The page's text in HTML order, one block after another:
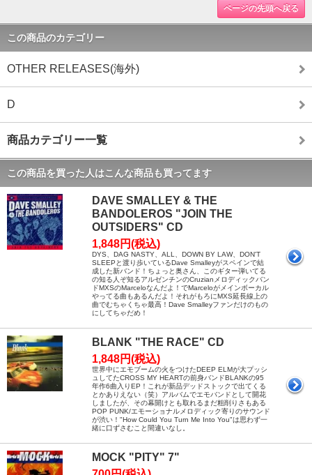
ページの先頭へ戻る
この商品のカテゴリー
OTHER RELEASES(海外)
D
商品カテゴリー一覧
この商品を買った人はこんな商品も買ってます
DAVE SMALLEY & THE
BANDOLEROS "JOIN THE
OUTSIDERS" CD
1,848円(税込)
DYS、DAG NASTY、ALL、DOWN BY LAW、DON'T
SLEEPと渡り歩いているDave Smalleyがスペインで結
成した新バンド！ちょっと奥さん、このギター弾いてる
の知る人ぞ知るアルゼンチンのCruzianメロディックバン
ドMXSのMarceloなんだよ！でMarceloがメインボーカル
やってる曲もあるんだよ！それがもろにMXS延長線上の
曲でむちゃくちゃ最高！Dave Smalleyファンだけのもの
にしてちゃだめ！
BLANK "THE RACE" CD
1,848円(税込)
世界中にエモブームの火をつけたDEEP ELMが大プッシ
ュしてたCROSS MY HEARTの前身バンドBLANKの95
年作6曲入りEP！これが新品デッドストックで出てくる
とかありえない（笑）アルバムでエモバンドとして開花
しましたが、その幕開けとも取れるまだ粗削りさもある
POP PUNK/エモーショナルメロディック寄りのサウンド
が渋い！"How Could You Turn Me Into You"は思わず一
緒に口ずさむこと間違いなし。
MOCK "PITY" 7"